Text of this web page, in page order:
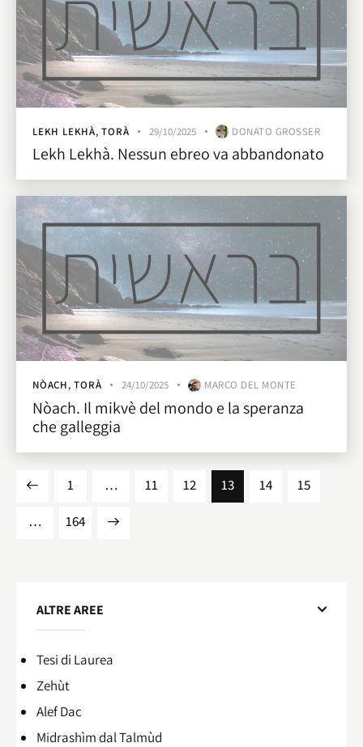
LEKH LEKHÀ,TORÀ 29/10/2025 DONATO GROSSER
Lekh Lekhà. Nessun ebreo va abbandonato
NÒACH,TORÀ 24/10/2025 MARCO DEL MONTE
Nòach. Il mikvè del mondo e la speranza
che galleggia
1 … 11 12 13 14 15
… 164
>
ALTRE AREE
Tesi di Laurea
Zehùt
Alef Dac
Midrashìm dal Talmùd